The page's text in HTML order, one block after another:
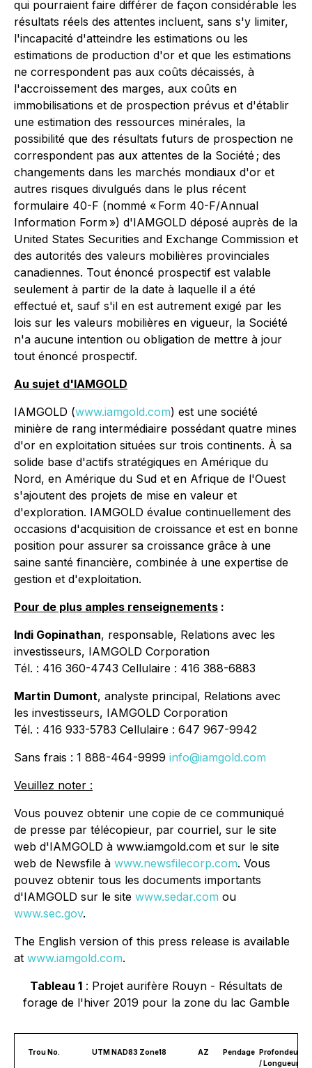
qui pourraient faire différer de façon considérable les
résultats réels des attentes incluent, sans s'y limiter,
l'incapacité d'atteindre les estimations ou les
estimations de production d'or et que les estimations
ne correspondent pas aux coûts décaissés, à
l'accroissement des marges, aux coûts en
immobilisations et de prospection prévus et d'établir
une estimation des ressources minérales, la
possibilité que des résultats futurs de prospection ne
correspondent pas aux attentes de la Société ; des
changements dans les marchés mondiaux d'or et
autres risques divulgués dans le plus récent
formulaire 40-F (nommé « Form 40-F/Annual
Information Form ») d'IAMGOLD déposé auprès de la
United States Securities and Exchange Commission et
des autorités des valeurs mobilières provinciales
canadiennes. Tout énoncé prospectif est valable
seulement à partir de la date à laquelle il a été
effectué et, sauf s'il en est autrement exigé par les
lois sur les valeurs mobilières en vigueur, la Société
n'a aucune intention ou obligation de mettre à jour
tout énoncé prospectif.
Au sujet d'IAMGOLD
IAMGOLD (www.iamgold.com) est une société
minière de rang intermédiaire possédant quatre mines
d'or en exploitation situées sur trois continents. À sa
solide base d'actifs stratégiques en Amérique du
Nord, en Amérique du Sud et en Afrique de l'Ouest
s'ajoutent des projets de mise en valeur et
d'exploration. IAMGOLD évalue continuellement des
occasions d'acquisition de croissance et est en bonne
position pour assurer sa croissance grâce à une
saine santé financière, combinée à une expertise de
gestion et d'exploitation.
Pour de plus amples renseignements :
Indi Gopinathan, responsable, Relations avec les
investisseurs, IAMGOLD Corporation
Tél. : 416 360-4743 Cellulaire : 416 388-6883
Martin Dumont, analyste principal, Relations avec
les investisseurs, IAMGOLD Corporation
Tél. : 416 933-5783 Cellulaire : 647 967-9942
Sans frais : 1 888-464-9999 info@iamgold.com
Veuillez noter :
Vous pouvez obtenir une copie de ce communiqué
de presse par télécopieur, par courriel, sur le site
web d'IAMGOLD à www.iamgold.com et sur le site
web de Newsfile à www.newsfilecorp.com. Vous
pouvez obtenir tous les documents importants
d'IAMGOLD sur le site www.sedar.com ou
www.sec.gov.
The English version of this press release is available
at www.iamgold.com.
Tableau 1: Projet aurifère Rouyn - Résultats de
forage de l'hiver 2019 pour la zone du lac Gamble
Trou No. UTM NAD83 Zone18 AZ Pendage Profondeur
/ Longueur